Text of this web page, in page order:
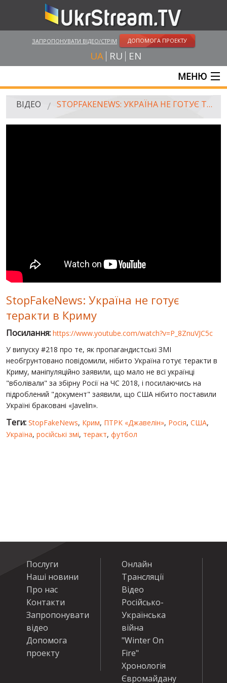
ЗАПРОПОНУВАТИ ВІДЕО/СТРІМ ДОПОМОГА ПРОЕКТУ
UA RU EN
МЕНЮ
ГОЛОВНА
ПУБЛІЧНІ ЛЮДИ
РОСІЙСЬКО-УКРАЇНСЬКА ВІЙНА
"WINTER ON FIRE"
ХРОНОЛОГІЯ ЄВРОМАЙДАНУ
ВІДЕО STOPFAKENEWS: УКРАЇНА НЕ ГОТУЄ ТЕРАКТИ В КРИМУ
StopFakeNews: Україна не готує
теракти в Криму
Посилання: https://www.youtube.com/watch?v=P_8ZnuVJC5c
У випуску #218 про те, як пропагандистські ЗМІ
необгрунтовано повідомили, нібито Україна готує теракти в
Криму, маніпуляційно заявили, що мало не всі українці
"вболівали" за збірну Росії на ЧС 2018, і посилаючись на
підроблений "документ" заявили, що США нібито поставили
Україні браковані «Javelin».
Теги: StopFakeNews, Крим, ПТРК «Джавелін», Росія, США,
Україна, російські змі, теракт, футбол
Послуги
Наші новини
Про нас
Контакти
Запропонувати
відео
Допомога
проекту
Онлайн
Трансляції
Відео
Російсько-
Українська
війна
"Winter On
Fire"
Хронологія
Євромайдану